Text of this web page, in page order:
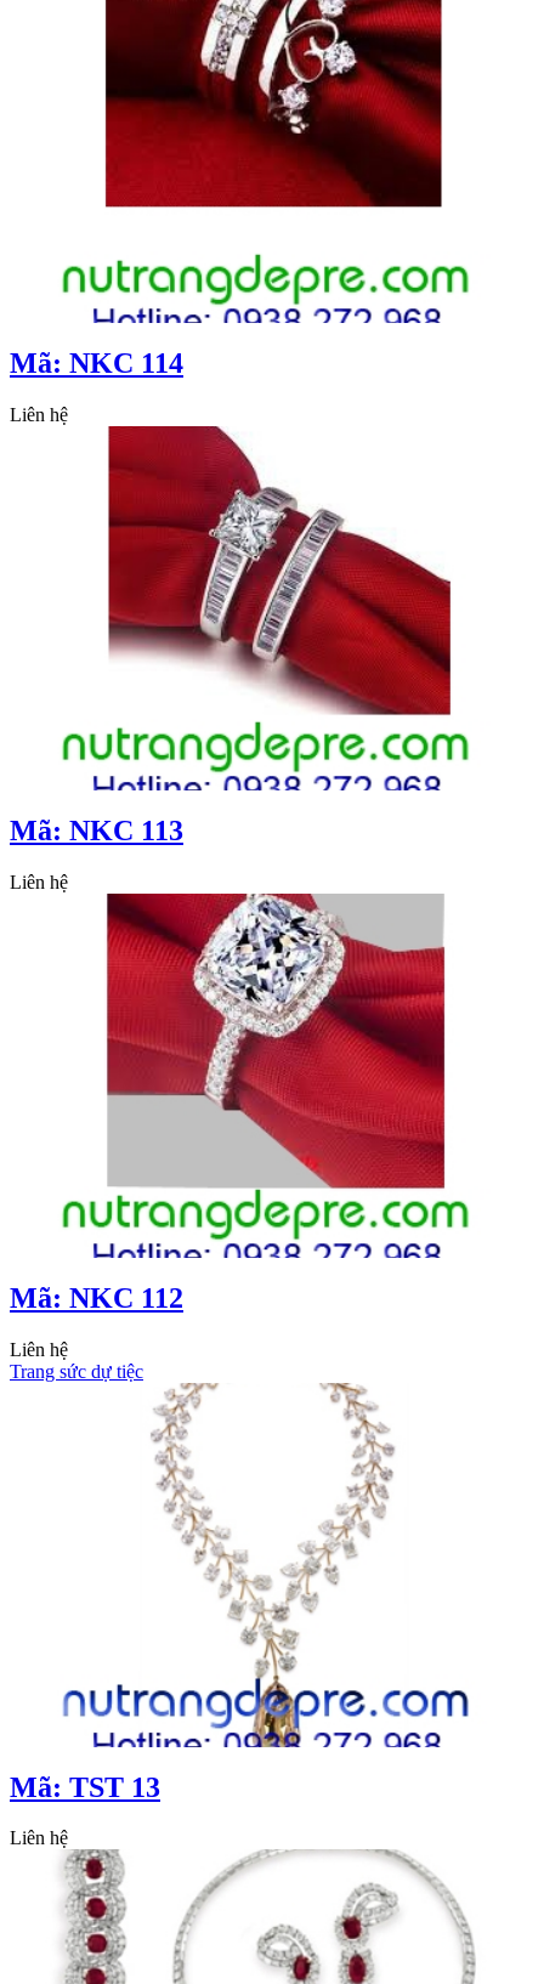
Mã: NKC 114
Liên hệ
Mã: NKC 113
Liên hệ
Mã: NKC 112
Liên hệ
Trang sức dự tiệc
Mã: TST 13
Liên hệ